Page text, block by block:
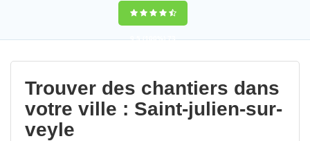
9,5(100%)73
votes
Trouver des chantiers dans
votre ville : Saint-julien-sur-
veyle